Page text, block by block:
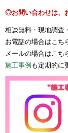
◎お問い合わせは、
相談無料・現地調査
お電話の場合はこち
メールの場合はこち
施工事例 も定期的に